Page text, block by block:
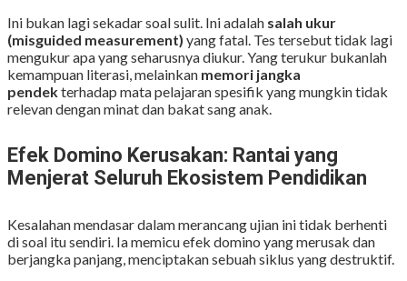
Ini bukan lagi sekadar soal sulit. Ini adalah salah ukur
(misguided measurement) yang fatal. Tes tersebut tidak lagi
mengukur apa yang seharusnya diukur. Yang terukur bukanlah
kemampuan literasi, melainkan memori jangka
pendekterhadap mata pelajaran spesifik yang mungkin tidak
relevan dengan minat dan bakat sang anak.
Efek Domino Kerusakan: Rantai yang
Menjerat Seluruh Ekosistem Pendidikan
Kesalahan mendasar dalam merancang ujian ini tidak berhenti
di soal itu sendiri. Ia memicu efek domino yang merusak dan
berjangka panjang, menciptakan sebuah siklus yang destruktif.